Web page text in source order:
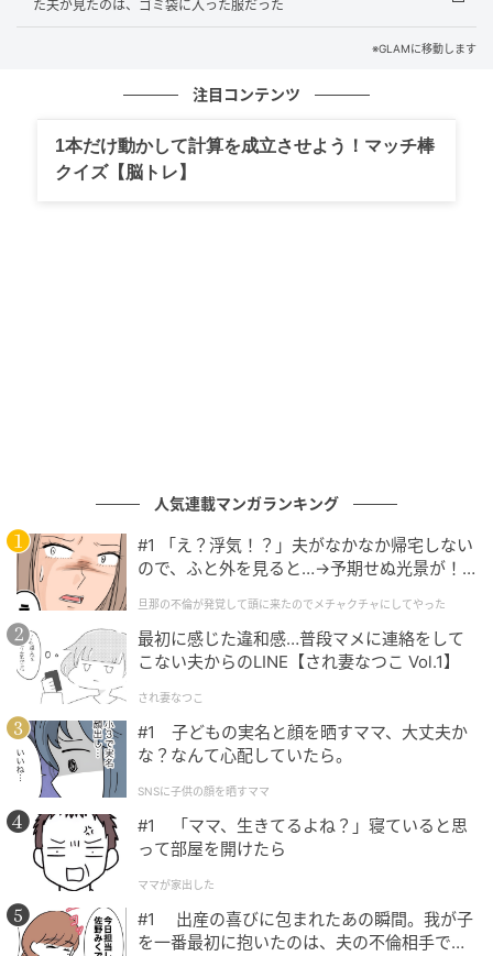
らが何度言ってもスルーしてきた塗り薬の使い方や、
保湿の頻度や、刺激の強い洗剤を避けることを、すっ
かり納得した顔で口にする。
「先生がね、夜にお風呂上がりすぐ塗らないと意味な
いって言ってた」
夫はきょとんとして「医者に言われたから本当なんだ
なって」と笑った。
悪気はないらしい。
実家の母に愚痴ると、父も同じだと笑われた。
「言われ続けてきたことを医者が一言で確定させた、
その瞬間だけ素直になるのよ」と。
次に湿疹が出たとき、私はもう説得しない方がいいの
かもしれないと、ぼんやり考えるようになった。
※GLAMが独自に実施したアンケートで集めた、30
代・女性読者様の体験談をもとに記事化しています
※本コンテンツ内の画像は、生成AIを利用して作成し
た夫が見たのは、ゴミ袋に入った服だった
※GLAMに移動します
注目コンテンツ
1本だけ動かして計算を成立させよう！マッチ棒
クイズ【脳トレ】
人気連載マンガランキング
#1 「え？浮気！？」夫がなかなか帰宅しない
ので、ふと外を見ると…→予期せぬ光景が！
クチャにしてやった
旦那の不倫が発覚して頭に来たのでメチャクチャにしてやった
最初に感じた違和感…普段マメに連絡をして
こない夫からのLINE【され妻なつこ Vol.1】
され妻なつこ
#1 子どもの実名と顔を晒すママ、大丈夫か
な？なんて心配していたら。
SNSに子供の顔を晒すママ
#1 「ママ、生きてるよね？」寝ていると思
って部屋を開けたら
ママが家出した
#1 出産の喜びに包まれたあの瞬間。我が子
を一番最初に抱いたのは、夫の不倫相手でし